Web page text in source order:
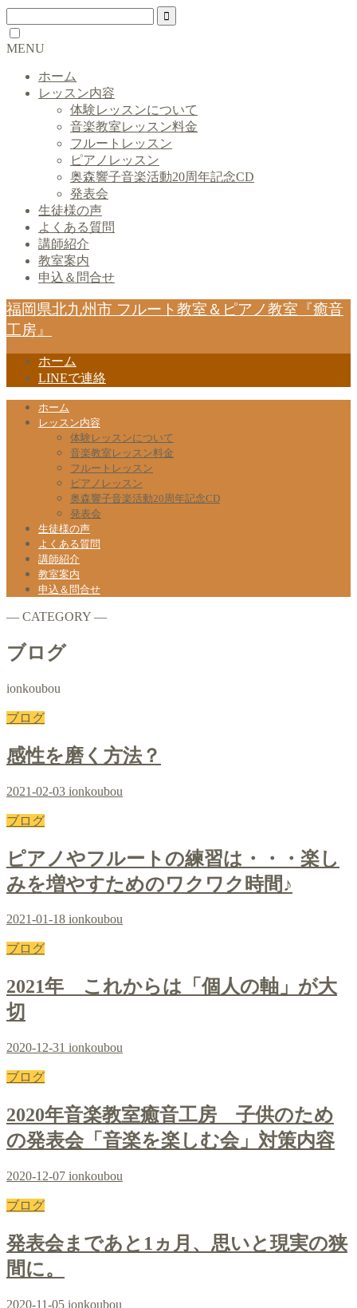
MENU
ホーム
レッスン内容
体験レッスンについて
音楽教室レッスン料金
フルートレッスン
ピアノレッスン
奥森響子音楽活動20周年記念CD
発表会
生徒様の声
よくある質問
講師紹介
教室案内
申込＆問合せ
福岡県北九州市 フルート教室＆ピアノ教室『癒音
工房』
ホーム
LINEで連絡
ホーム
レッスン内容
体験レッスンについて
音楽教室レッスン料金
フルートレッスン
ピアノレッスン
奥森響子音楽活動20周年記念CD
発表会
生徒様の声
よくある質問
講師紹介
教室案内
申込＆問合せ
― CATEGORY ―
ブログ
ionkoubou
ブログ
感性を磨く方法？
2021-02-03 ionkoubou
ブログ
ピアノやフルートの練習は・・・楽し
みを増やすためのワクワク時間♪
2021-01-18 ionkoubou
ブログ
2021年 これからは「個人の軸」が大
切
2020-12-31 ionkoubou
ブログ
2020年音楽教室癒音工房 子供のため
の発表会「音楽を楽しむ会」対策内容
2020-12-07 ionkoubou
ブログ
発表会まであと1ヵ月、思いと現実の狭
間に。
2020-11-05 ionkoubou